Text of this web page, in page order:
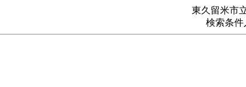
東久留米市
検索条件